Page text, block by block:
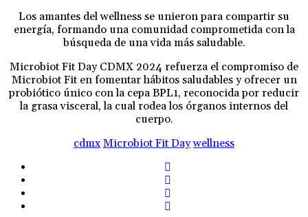
Los amantes del wellness se unieron para compartir su
energía, formando una comunidad comprometida con la
búsqueda de una vida más saludable.
Microbiot Fit Day CDMX 2024 refuerza el compromiso de
Microbiot Fit en fomentar hábitos saludables y ofrecer un
probiótico único con la cepa BPL1, reconocida por reducir
la grasa visceral, la cual rodea los órganos internos del
cuerpo.
cdmx Microbiot Fit Day wellness